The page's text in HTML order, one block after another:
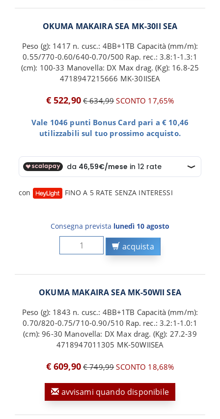
OKUMA MAKAIRA SEA MK-30II SEA
Peso (g): 1417 n. cusc.: 4BB+1TB Capacità (mm/m):
0.55/770-0.60/640-0.70/500 Rap. rec.: 3.8:1-1.3:1
(cm): 100-33 Manovella: DX Max drag. (Kg): 16.8-25
4718947215666 MK-30IISEA
€ 522,90 € 634,99SCONTO 17,65%
Vale 1046 punti Bonus Card pari a € 10,46
utilizzabili sul tuo prossimo acquisto.
con FINO A 5 RATE SENZA INTERESSI
Consegna prevista lunedì 10 agosto
acquista
OKUMA MAKAIRA SEA MK-50WII SEA
Peso (g): 1843 n. cusc.: 4BB+1TB Capacità (mm/m):
0.70/820-0.75/710-0.90/510 Rap. rec.: 3.2:1-1.0:1
(cm): 96-30 Manovella: DX Max drag. (Kg): 27.2-39
4718947011305 MK-50WIISEA
€ 609,90 € 749,99SCONTO 18,68%
avvisami quando disponibile